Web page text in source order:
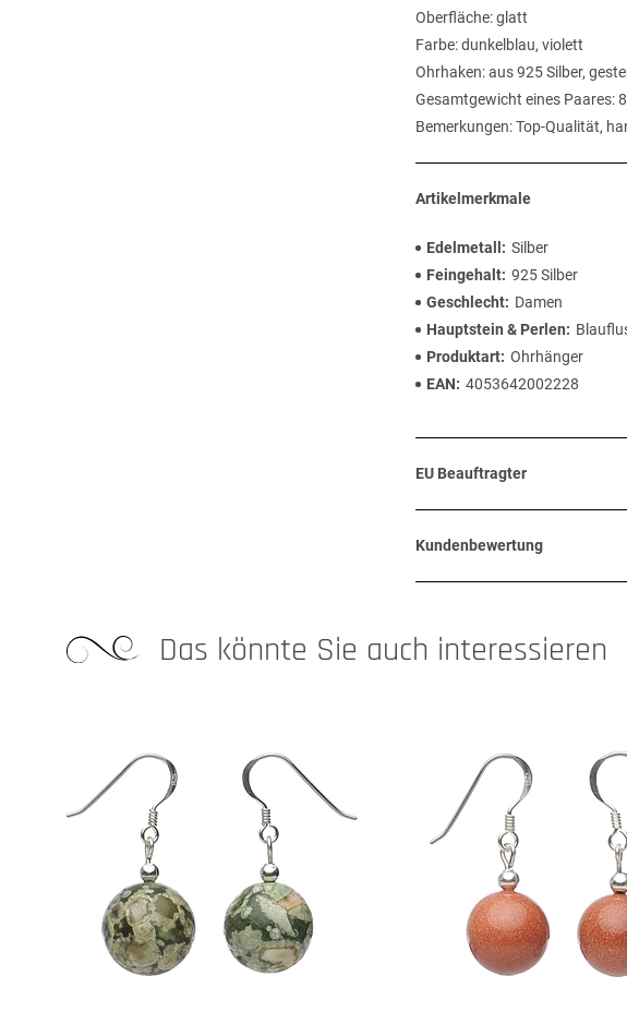
Oberfläche: glatt
Farbe: dunkelblau, violett
Ohrhaken: aus 925 Silber,
Gesamtgewicht eines Paares:
Bemerkungen: Top-Qualität,
Artikelmerkmale
Edelmetall
Silber
Feingehalt 925 Silber
Geschlecht
Damen
Hauptstein & Perlen
Produktart Ohrhänger
EAN
4053642002228
EU Beauftragter
Kundenbewertung
Das könnte Sie auch interessieren